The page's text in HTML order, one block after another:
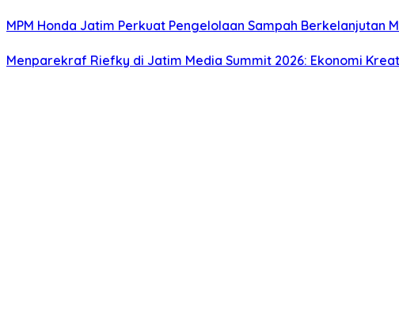
MPM Honda Jatim Perkuat Pengelolaan Sampah Berkelanjutan
Menparekraf Riefky di Jatim Media Summit 2026: Ekonomi